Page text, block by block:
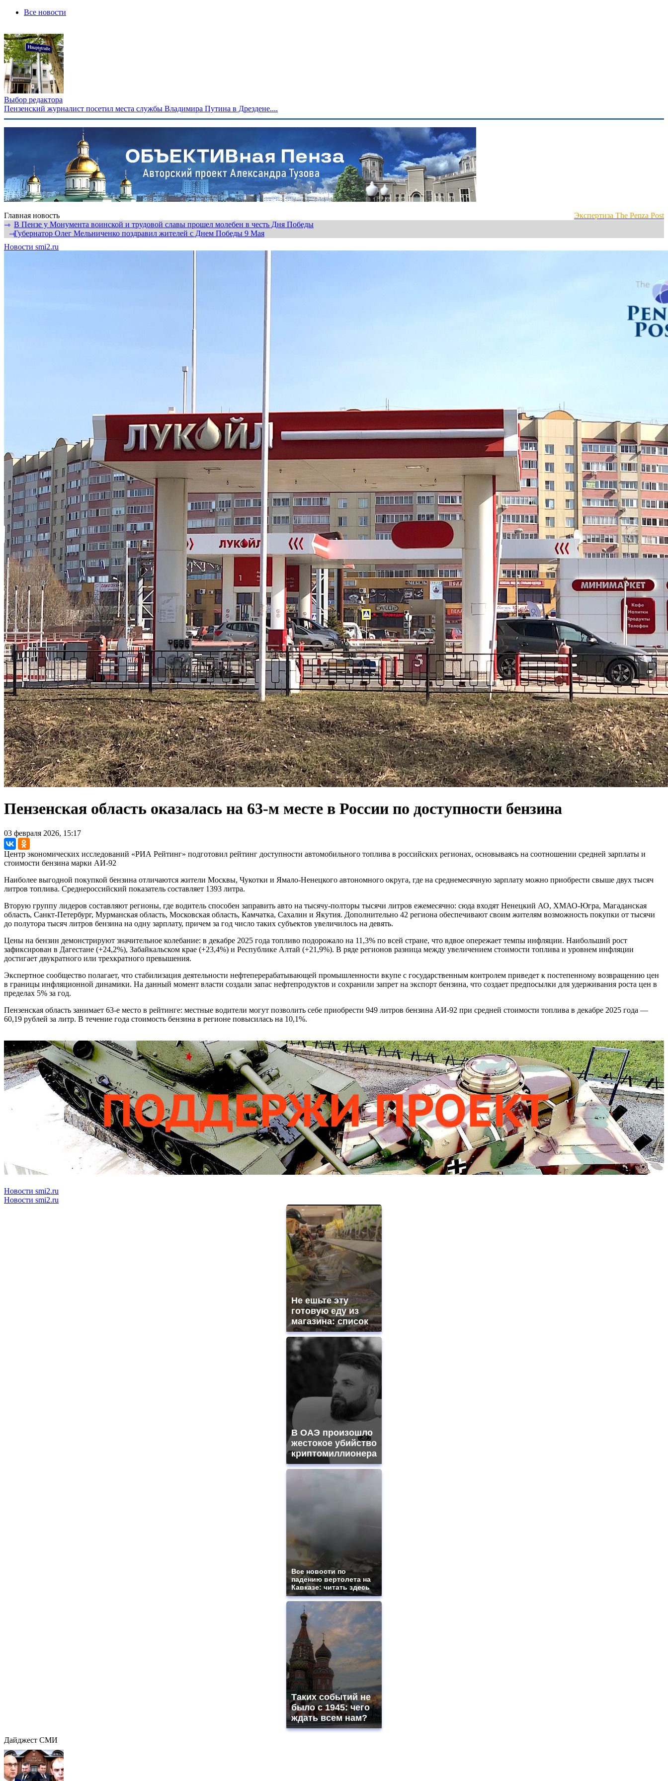
Все новости
Выбор редактора
Пензенский журналист посетил места службы Владимира Путина в Дрездене....
Главная новость
Экспертиза The Penza Post
⇾ В Пензе у Монумента воинской и трудовой славы прошел молебен в честь Дня Победы
⇾Губернатор Олег Мельниченко поздравил жителей с Днем Победы 9 Мая
Новости smi2.ru
Пензенская область оказалась на 63-м месте в России по доступности бензина
03 февраля 2026, 15:17
Центр экономических исследований «РИА Рейтинг» подготовил рейтинг доступности автомобильного топлива в российских регионах, основываясь на соотношении средней зарплаты и
стоимости бензина марки АИ-92
Наиболее выгодной покупкой бензина отличаются жители Москвы, Чукотки и Ямало-Ненецкого автономного округа, где на среднемесячную зарплату можно приобрести свыше двух тысяч
литров топлива. Среднероссийский показатель составляет 1393 литра.
Вторую группу лидеров составляют регионы, где водитель способен заправить авто на тысячу-полторы тысячи литров ежемесячно: сюда входят Ненецкий АО, ХМАО-Югра, Магаданская
область, Санкт-Петербург, Мурманская область, Московская область, Камчатка, Сахалин и Якутия. Дополнительно 42 региона обеспечивают своим жителям возможность покупки от тысячи
до полутора тысяч литров бензина на одну зарплату, причем за год число таких субъектов увеличилось на девять.
Цены на бензин демонстрируют значительное колебание: в декабре 2025 года топливо подорожало на 11,3% по всей стране, что вдвое опережает темпы инфляции. Наибольший рост
зафиксирован в Дагестане (+24,2%), Забайкальском крае (+23,4%) и Республике Алтай (+21,9%). В ряде регионов разница между увеличением стоимости топлива и уровнем инфляции
достигает двукратного или трехкратного превышения.
Экспертное сообщество полагает, что стабилизация деятельности нефтеперерабатывающей промышленности вкупе с государственным контролем приведет к постепенному возвращению цен
в границы инфляционной динамики. На данный момент власти создали запас нефтепродуктов и сохранили запрет на экспорт бензина, что создает предпосылки для удерживания роста цен в
пределах 5% за год.
Пензенская область занимает 63-е место в рейтинге: местные водители могут позволить себе приобрести 949 литров бензина АИ-92 при средней стоимости топлива в декабре 2025 года —
60,19 рублей за литр. В течение года стоимость бензина в регионе повысилась на 10,1%.
Новости smi2.ru
Новости smi2.ru
Не ешьте эту
готовую еду из
магазина: список
В ОАЭ произошло
жестокое убийство
криптомиллионера
Все новости по
падению вертолета на
Кавказе: читать здесь
Таких событий не
было с 1945: чего
ждать всем нам?
Дайджест СМИ